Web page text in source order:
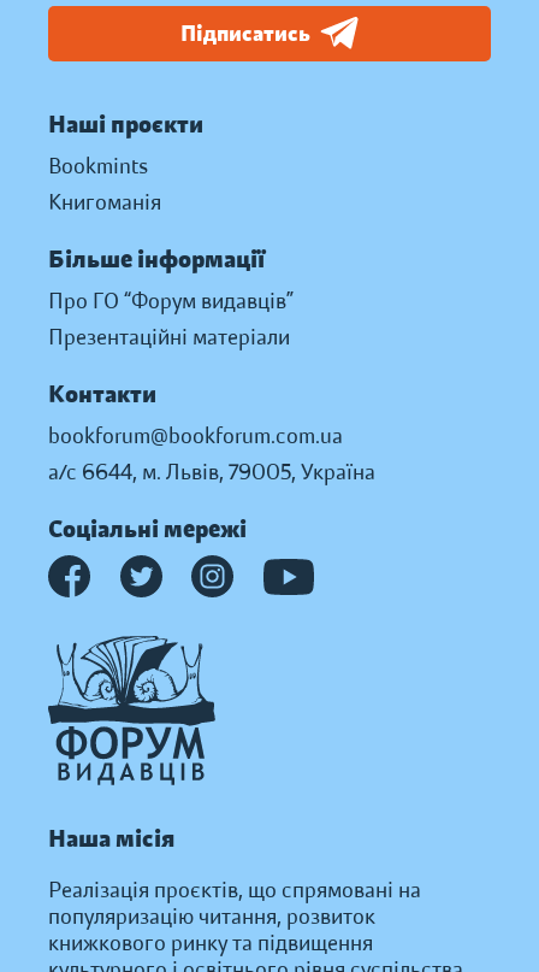
Підписатись
Наші проєкти
Bookmints
Книгоманія
Більше інформації
Про ГО “Форум видавців”
Презентаційні матеріали
Контакти
bookforum@bookforum.com.ua
а/с 6644, м. Львів, 79005, Україна
Соціальні мережі
Наша місія
Реалізація проєктів, що спрямовані на
популяризацію читання, розвиток
книжкового ринку та підвищення